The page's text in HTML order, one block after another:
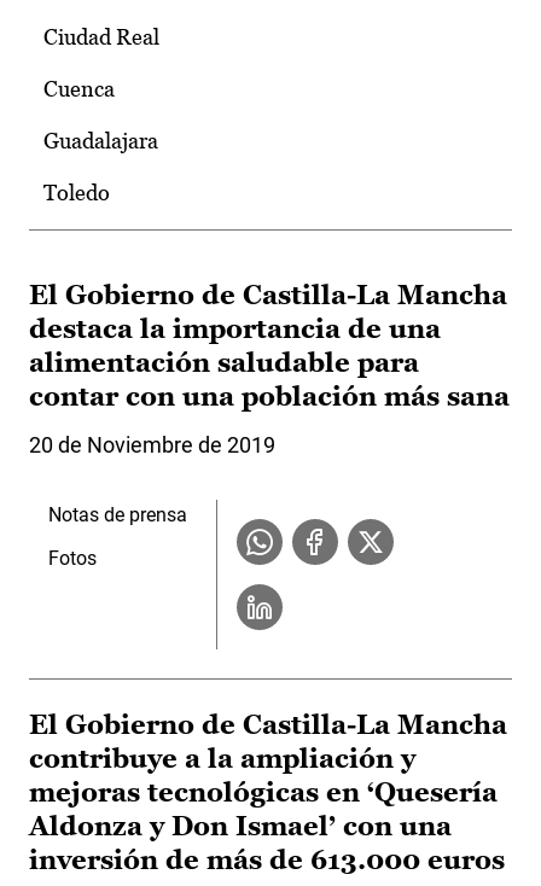
Ciudad Real
Cuenca
Guadalajara
Toledo
El Gobierno de Castilla-La Mancha
destaca la importancia de una
alimentación saludable para
contar con una población más sana
20 de Noviembre de 2019
Notas de prensa
Fotos
El Gobierno de Castilla-La Mancha
contribuye a la ampliación y
mejoras tecnológicas en ‘Quesería
Aldonza y Don Ismael’ con una
inversión de más de 613.000 euros